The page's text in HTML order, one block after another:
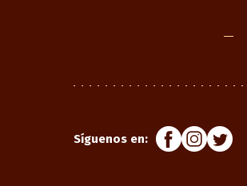
Síguenos en: